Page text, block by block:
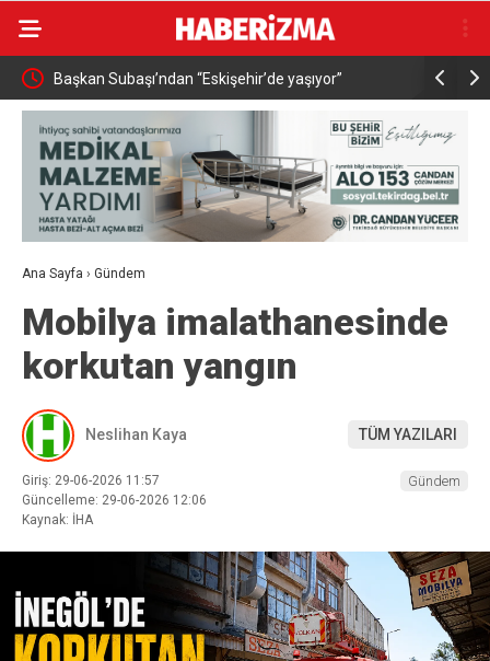
Başkan Subaşı’ndan “Eskişehir’de yaşıyor”
iddialarına cevap
Sultan
Ana Sayfa › Gündem
Mobilya imalathanesinde
korkutan yangın
Neslihan Kaya TÜM YAZILARI
Giriş: 29-06-2026 11:57
Güncelleme: 29-06-2026 12:06
Kaynak: İHA
Gündem